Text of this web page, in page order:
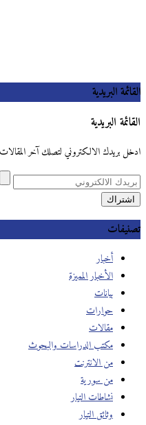
القائمة البريدية
القائمة البريدية
ادخل بريدك الالكتروني لتصلك آخر المقالات
تصنيفات
أخبار
الأخبار المميزة
بيانات
حوارات
مقالات
مكتب الدراسات والبحوث
من الانترنت
من سورية
نشاطات التيار
وثائق التيار